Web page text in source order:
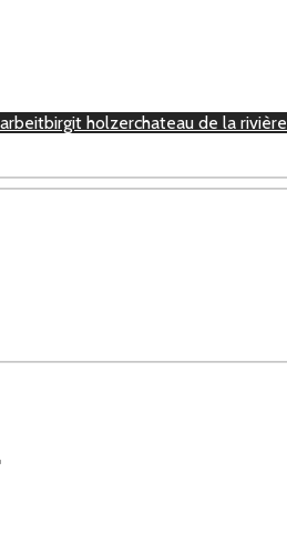
arbeitbirgit holzerchateau de la rivière